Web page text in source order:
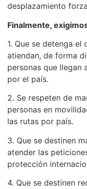
desplazamiento
Finalmente,
1. Que se detenga
atiendan, de forma
personas que llegan
por el país.
2. Se respeten de
personas en
las rutas por país.
3. Que se destinen
atender las
protección
4. Que se destinen